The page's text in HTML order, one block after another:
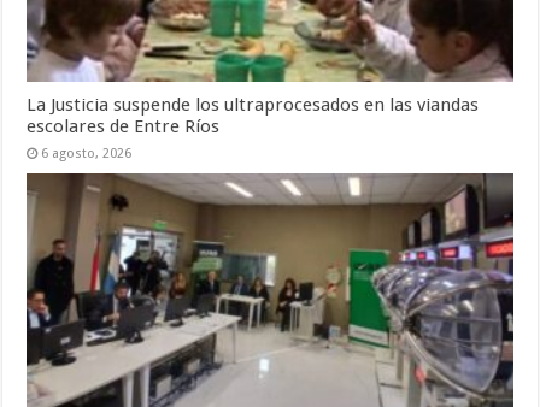
La Justicia suspende los ultraprocesados en las viandas
escolares de Entre Ríos
6 agosto, 2026